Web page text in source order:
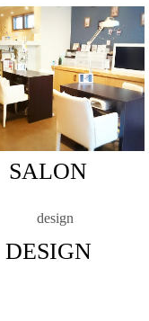
SALON
DESIGN